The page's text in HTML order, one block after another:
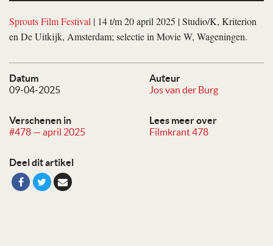
Datum
09-04-2025
Auteur
Jos van der Burg
Verschenen in
#478 — april 2025
Lees meer over
Filmkrant 478
Deel dit artikel
Sprouts Film Festival | 14 t/m 20 april 2025 | Studio/K, Kriterion
en De Uitkijk, Amsterdam; selectie in Movie W, Wageningen.